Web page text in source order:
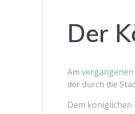
Der
Am
der durch die
Dem königlichen